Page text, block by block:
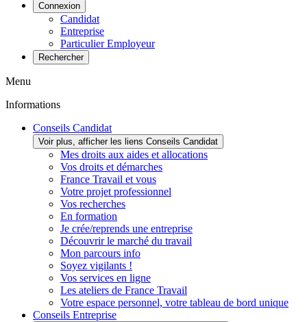
Connexion
Candidat
Entreprise
Particulier Employeur
Rechercher
Menu
Informations
Conseils Candidat
Voir plus, afficher les liens Conseils Candidat
Mes droits aux aides et allocations
Vos droits et démarches
France Travail et vous
Votre projet professionnel
Vos recherches
En formation
Je crée/reprends une entreprise
Découvrir le marché du travail
Mon parcours info
Soyez vigilants !
Vos services en ligne
Les ateliers de France Travail
Votre espace personnel, votre tableau de bord unique
Conseils Entreprise